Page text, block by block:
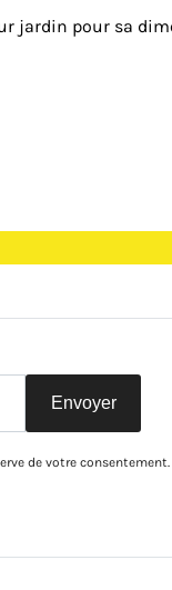
jardin pour sa
Envoyer
de votre